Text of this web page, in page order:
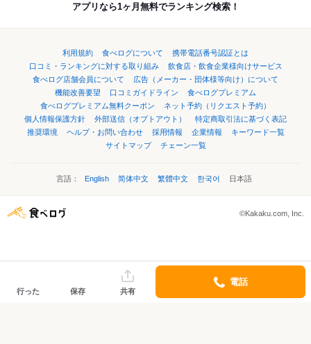
アプリなら1ヶ月無料でランキング検索！
利用規約 食べログについて
携帯電話番号認証とは
口コミ・ランキングに対する取り組み
飲食店・飲食企業様向けサービス
食べログ店舗会員について
広告（メーカー・団体様等向け）について
機能改善要望
口コミガイドライン
食べログプレミアム
食べログプレミアム無料クーポン
ネット予約（リクエスト予約）
個人情報保護方針
外部送信（オプトアウト）
特定商取引法に基づく表記
推奨環境
ヘルプ・お問い合わせ 採用情報 企業情報
キーワード一覧
サイトマップ
チェーン一覧
言語： English 简体中文 繁體中文 한국어 日本語
©Kakaku.com, Inc.
行った 保存 共有
電話